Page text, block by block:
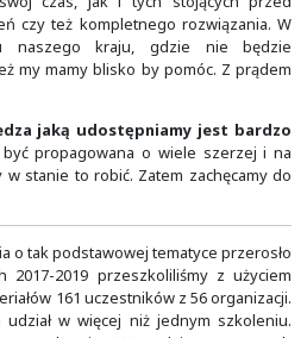
w 2012 roku w Krakowie
Assistance Center) dla
and Africa). Z około 80-osób
2400-osób (rok 2022).
logiczny wybór
swój czas, jak i tych
czy też kompletnego
naszego kraju,
a też my mamy blisko by